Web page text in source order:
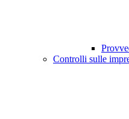
Controlli sulle